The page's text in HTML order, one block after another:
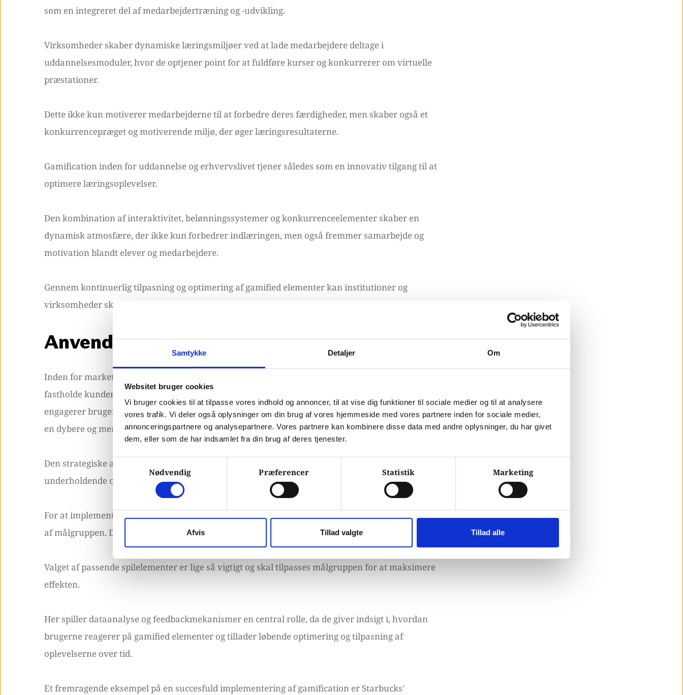
Samtykke Detaljer Om
Websitet bruger cookies
Vi bruger cookies til at tilpasse vores indhold og annoncer, til at vise dig funktioner til sociale medier og til at analysere
vores trafik. Vi deler også oplysninger om din brug af vores hjemmeside med vores partnere inden for sociale medier,
annonceringspartnere og analysepartnere. Vores partnere kan kombinere disse data med andre oplysninger, du har givet
dem, eller som de har indsamlet fra din brug af deres tjenester.
Samtykkevalg
Nødvendig Præferencer Statistik Marketing
Afvis Tillad valgte Tillad alle
som en integreret del af medarbejdertræning og -udvikling.
Virksomheder skaber dynamiske læringsmiljøer ved at lade medarbejdere deltage i
uddannelsesmoduler, hvor de optjener point for at fuldføre kurser og konkurrerer om virtuelle
præstationer.
Dette ikke kun motiverer medarbejderne til at forbedre deres færdigheder, men skaber også et
konkurrencepræget og motiverende miljø, der øger læringsresultaterne.
Gamification inden for uddannelse og erhvervslivet tjener således som en innovativ tilgang til at
optimere læringsoplevelser.
Den kombination af interaktivitet, belønningssystemer og konkurrenceelementer skaber en
dynamisk atmosfære, der ikke kun forbedrer indlæringen, men også fremmer samarbejde og
motivation blandt elever og medarbejdere.
Gennem kontinuerlig tilpasning og optimering af gamified elementer kan institutioner og
virksomheder skabe bæredygtige og effektive læringsmiljøer.
Anvendelsen af gamification i marketing
Inden for marketing har gamification udviklet sig til et effektivt redskab til at tiltrække og
fastholde kunders opmærksomhed. Virksomheder skaber nu interaktive kampagner, der
engagerer brugerne gennem brug af belønninger, konkurrencer og spiloplevelser, hvilket skaber
en dybere og mere meningsfuld forbindelse mellem brandet og forbrugeren.
Den strategiske anvendelse af gamification i marketing er nøglen til at skabe en engagerende og
underholdende oplevelse for målgruppen.
For at implementere gamification med succes er det afgørende at have en omfattende forståelse
af målgruppen. Dette indebærer at identificere deres præferencer, adfærd og forventninger.
Valget af passende spilelementer er lige så vigtigt og skal tilpasses målgruppen for at maksimere
effekten.
Her spiller dataanalyse og feedbackmekanismer en central rolle, da de giver indsigt i, hvordan
brugerne reagerer på gamified elementer og tillader løbende optimering og tilpasning af
oplevelserne over tid.
Et fremragende eksempel på en succesfuld implementering af gamification er Starbucks'